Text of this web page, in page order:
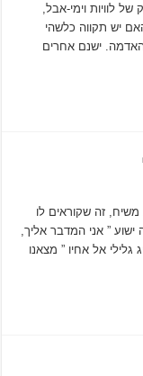
לוויות וימי-אבל,
יש תקווה כלשהי
ישנם אחרים
משיח, זה שקוראים לו
” אני המדבר אליך,
אמר דייג גלילי אל אחיו ” מצאנו